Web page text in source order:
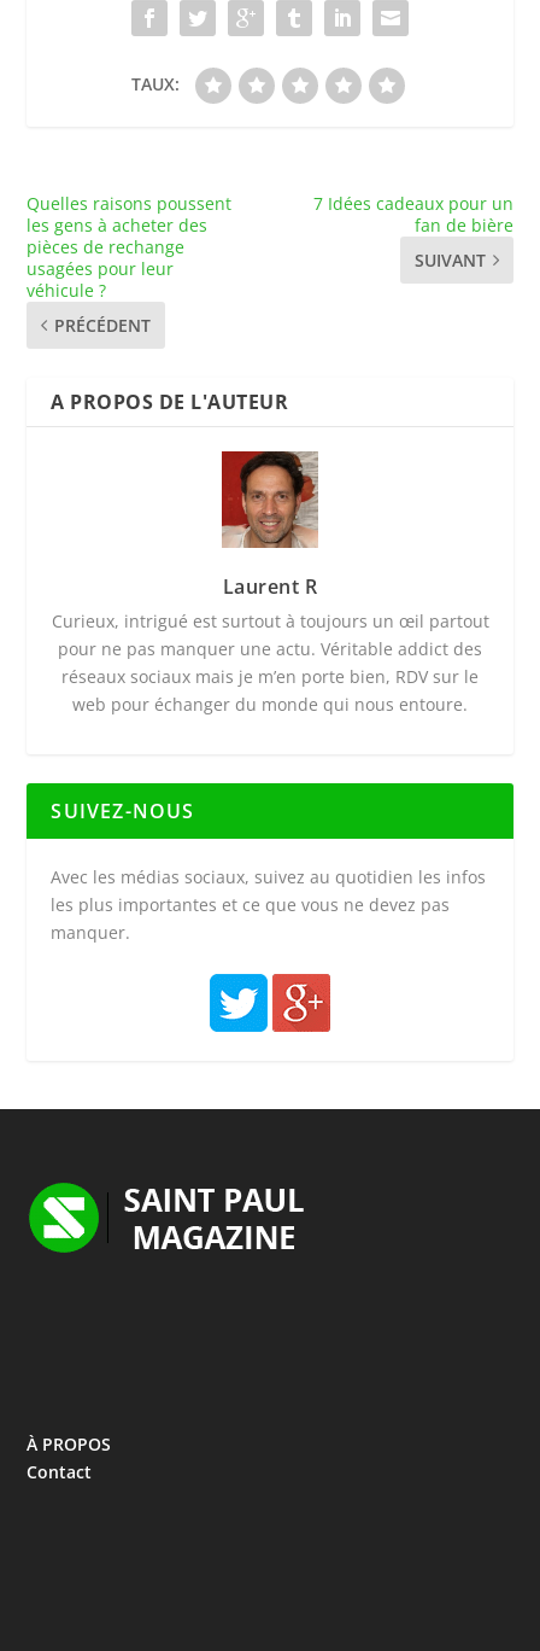
TAUX:
Quelles raisons poussent
les gens à acheter des
pièces de rechange
usagées pour leur
véhicule ?
PRÉCÉDENT
7 Idées cadeaux pour un
fan de bière
SUIVANT
A PROPOS DE L'AUTEUR
Laurent R
Curieux, intrigué est surtout à toujours un œil partout
pour ne pas manquer une actu. Véritable addict des
réseaux sociaux mais je m’en porte bien, RDV sur le
web pour échanger du monde qui nous entoure.
SUIVEZ-NOUS
Avec les médias sociaux, suivez au quotidien les infos
les plus importantes et ce que vous ne devez pas
manquer.
À PROPOS
Contact